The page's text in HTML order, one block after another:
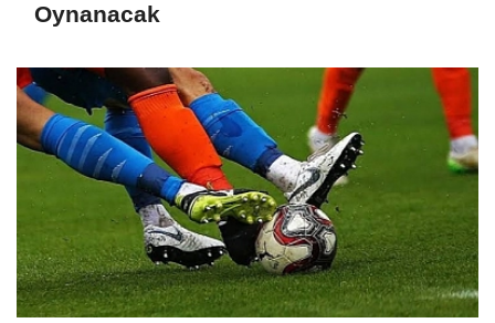
Oynanacak